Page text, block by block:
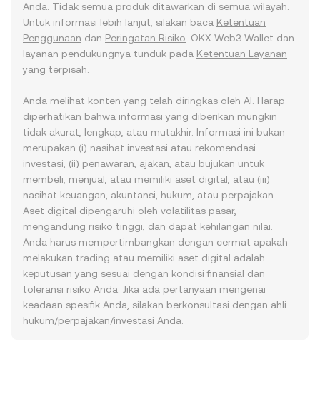
Anda. Tidak semua produk ditawarkan di semua wilayah.
Untuk informasi lebih lanjut, silakan baca Ketentuan
Penggunaan dan Peringatan Risiko . OKX Web3 Wallet dan
layanan pendukungnya tunduk pada Ketentuan Layanan
yang terpisah.
Anda melihat konten yang telah diringkas oleh AI. Harap
diperhatikan bahwa informasi yang diberikan mungkin
tidak akurat, lengkap, atau mutakhir. Informasi ini bukan
merupakan (i) nasihat investasi atau rekomendasi
investasi, (ii) penawaran, ajakan, atau bujukan untuk
membeli, menjual, atau memiliki aset digital, atau (iii)
nasihat keuangan, akuntansi, hukum, atau perpajakan.
Aset digital dipengaruhi oleh volatilitas pasar,
mengandung risiko tinggi, dan dapat kehilangan nilai.
Anda harus mempertimbangkan dengan cermat apakah
melakukan trading atau memiliki aset digital adalah
keputusan yang sesuai dengan kondisi finansial dan
toleransi risiko Anda. Jika ada pertanyaan mengenai
keadaan spesifik Anda, silakan berkonsultasi dengan ahli
hukum/perpajakan/investasi Anda.